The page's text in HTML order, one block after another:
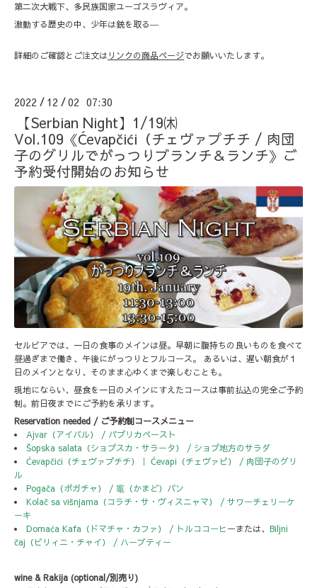
第二次大戦下、多民族国家ユーゴスラヴィア。
激動する歴史の中、少年は銃を取る―
詳細のご確認とご注文は リンクの商品ページでお願いいたします。
2022 / 12 /02 07:30
【Serbian Night】1/19㈭
Vol.109《Ćevapčići（チェヴァプチチ / 肉団
子のグリルでがっつりブランチ＆ランチ》ご
予約受付開始のお知らせ
セルビアでは、一日の食事のメインは昼。早朝に腹持ちの良いものを食べて
昼過ぎまで働き、午後にがっつりとフルコース。 あるいは、遅い朝食が１
日のメインとなり、そのまま心ゆくまで楽しむことも。
現地にならい、昼食を一日のメインにすえたコースは事前払込の完全ご予約
制。前日夜までにご予約を承ります。
Reservation needed / ご予約制コースメニュー
Ajvar（アイバル） / パプリカペースト
Šopska salata（ショプスカ・サラータ） / ショプ地方のサラダ
Ćevapčići（チェヴァプチチ）｜ Ćevapi（チェヴァピ） / 肉団子のグリ
ル
Pogača（ポガチャ） / 竈（かまど）パン
Kolač sa višnjama（コラチ・サ・ヴィスニャマ） / サワーチェリーケ
ーキ
Domaća Kafa（ドマチャ・カファ） / トルココーヒーまたは、 Biljni
čaj（ビリィニ・チャイ） / ハーブティー
wine & Rakija (optional/別売り)